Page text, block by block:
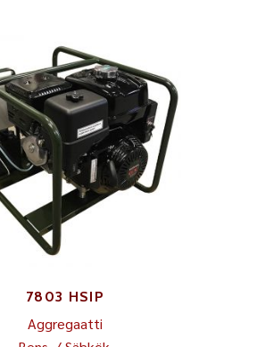
7803 HSIP
Aggregaatti